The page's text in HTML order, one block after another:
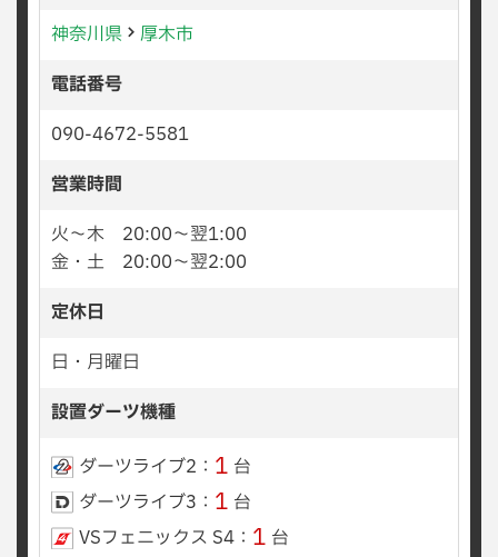
神奈川県
厚木市
電話番号
090-4672-5581
営業時間
火〜木 20:00〜翌1:00
金・土 20:00〜翌2:00
定休日
日・月曜日
設置ダーツ機種
ダーツライブ2： 1 台
ダーツライブ3： 1 台
VSフェニックス S4： 1 台